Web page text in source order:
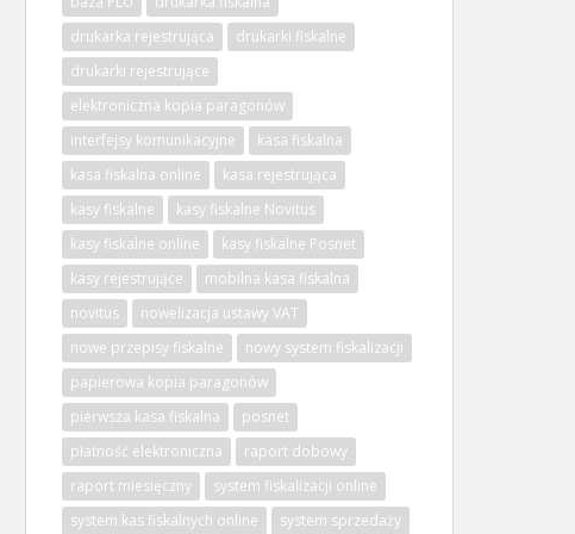
drukarka rejestrująca
drukarki fiskalne
drukarki rejestrujące
elektroniczna kopia paragonów
interfejsy komunikacyjne
kasa fiskalna
kasa fiskalna online
kasa rejestrująca
kasy fiskalne
kasy fiskalne Novitus
kasy fiskalne online
kasy fiskalne Posnet
kasy rejestrujące
mobilna kasa fiskalna
novitus
nowelizacja ustawy VAT
nowe przepisy fiskalne
nowy system fiskalizacji
papierowa kopia paragonów
pierwsza kasa fiskalna
posnet
płatność elektroniczna
raport dobowy
raport miesięczny
system fiskalizacji online
system kas fiskalnych online
system sprzedaży